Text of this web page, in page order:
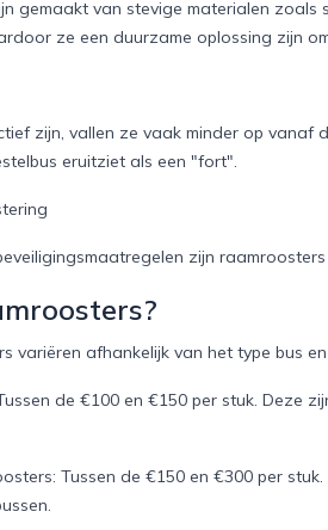
gemaakt van stevige materialen zoals
ze een duurzame oplossing zijn
zijn, vallen ze vaak minder op vanaf
eruitziet als een "fort".
zijn
variëren afhankelijk van het type bus
de €100 en €150 per stuk. Deze
Tussen de €150 en €300 per